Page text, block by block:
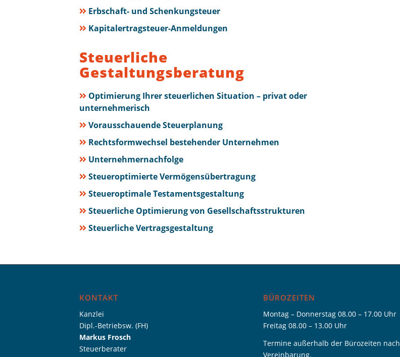
Erbschaft- und Schenkungsteuer
Kapitalertragsteuer-Anmeldungen
Steuerliche
Gestaltungsberatung
Optimierung Ihrer steuerlichen Situation – privat oder
unternehmerisch
Vorausschauende Steuerplanung
Rechtsformwechsel bestehender Unternehmen
Unternehmernachfolge
Steueroptimierte Vermögensübertragung
Steueroptimale Testamentsgestaltung
Steuerliche Optimierung von Gesellschaftsstrukturen
Steuerliche Vertragsgestaltung
KONTAKT
Kanzlei
Dipl.-Betriebsw. (FH)
Markus Frosch
Steuerberater
BÜROZEITEN
Montag – Donnerstag 08.00 – 17.00 Uhr
Freitag 08.00 – 13.00 Uhr
Termine außerhalb der Bürozeiten nach
Vereinbarung.